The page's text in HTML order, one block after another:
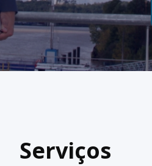
Serviços